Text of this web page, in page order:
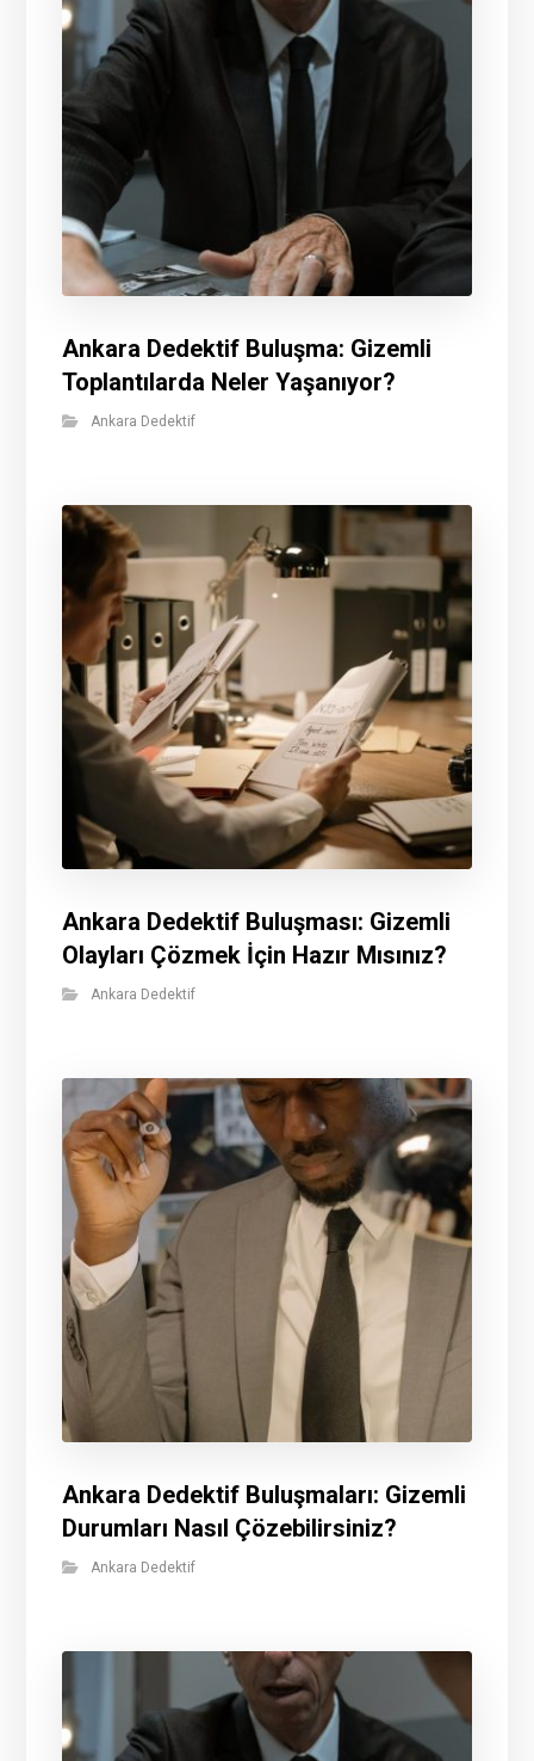
Ankara Dedektif Buluşma: Gizemli
Toplantılarda Neler Yaşanıyor?
Ankara Dedektif
Ankara Dedektif Buluşması: Gizemli
Olayları Çözmek İçin Hazır Mısınız?
Ankara Dedektif
Ankara Dedektif Buluşmaları: Gizemli
Durumları Nasıl Çözebilirsiniz?
Ankara Dedektif